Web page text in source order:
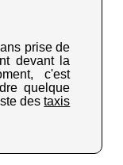
prise de
devant la
c'est
quelque
destaxis